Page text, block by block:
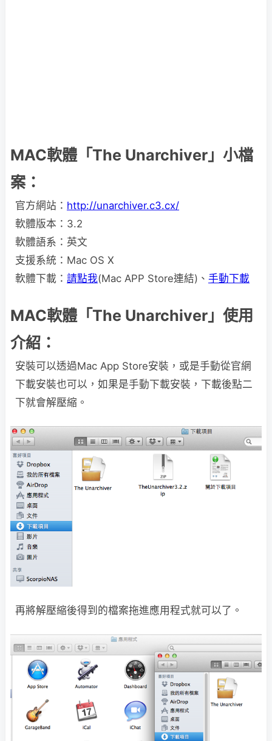
MAC軟體「The Unarchiver」小檔
案：
官方網站： http://unarchiver.c3.cx/
軟體版本：3.2
軟體語系：英文
支援系統：Mac OS X
軟體下載： 請點我(Mac APP Store連結)、 手動下載
MAC軟體「The Unarchiver」使用
介紹：
安裝可以透過Mac App Store安裝，或是手動從官網
下載安裝也可以，如果是手動下載安裝，下載後點二
下就會解壓縮。
再將解壓縮後得到的檔案拖進應用程式就可以了。